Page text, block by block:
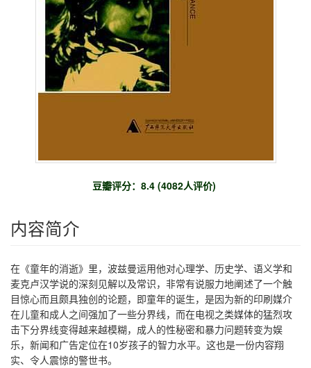
豆瓣评分：8.4 (4082人评价)
内容简介
在《童年的消逝》里，波兹曼运用他对心理学、历史学、语义学和
麦克卢汉学说的深刻见解以及常识，非常有说服力地阐述了一个触
目惊心而且颇具独创的论题，即童年的诞生，是因为新的印刷媒介
在儿童和成人之间强加了一些分界线，而在电视之类媒体的猛烈攻
击下分界线变得越来越模糊，成人的性秘密和暴力问题转变为娱
乐，新闻和广告定位在10岁孩子的智力水平。这也是一份内容翔
实、令人震惊的警世书。